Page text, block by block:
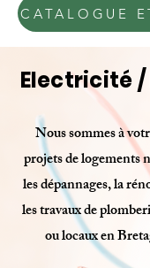
Electricité /
Nous sommes à
projets de logements
les dépannages, la
les travaux de
ou locaux en